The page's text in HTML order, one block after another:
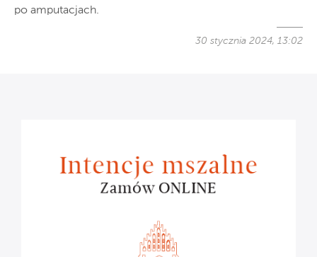
po amputacjach.
30 stycznia 2024, 13:02